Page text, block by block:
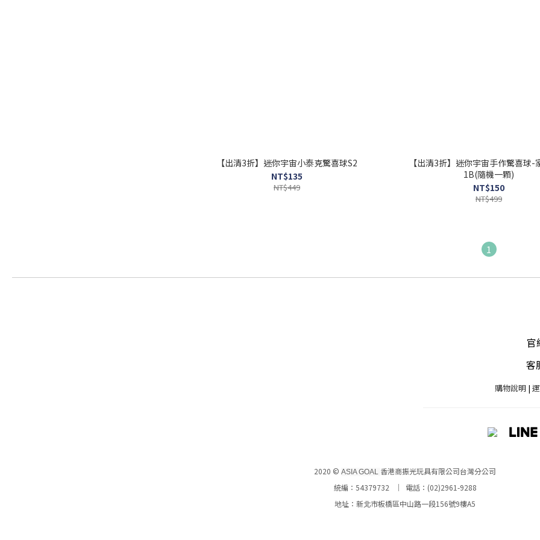
【出清3折】迷你宇宙小泰克驚喜球S2
NT$135
NT$449
【出清3折】迷你宇宙手作驚喜球-
1B(隨機一顆)
NT$150
NT$499
1
官
客
購物說明 |
2020 © ASIA GOAL 香港商振光玩具有限公司台灣分公司
統編：54379732 ｜ 電話：(02)2961-9288
地址：新北市板橋區中山路一段156號9樓A5